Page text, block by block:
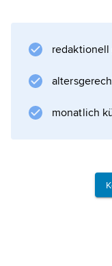
Maulid
monatlich